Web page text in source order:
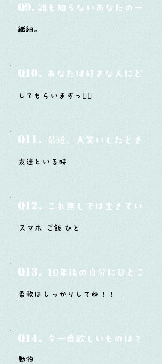
Q9. 誰も知らないあなたの一面は
繊細。
Q10. あなたは好きな人にどう
してもらいますっ❤️‍🔥
Q11. 最近、大笑いしたときはど
友達といる時
Q12. これ無しでは生きていけ
スマホ ご飯 ひと
Q13. 10年後の自分にひとこと
柔軟はしっかりしてね！！
Q14. 今一番欲しいものは？
動物